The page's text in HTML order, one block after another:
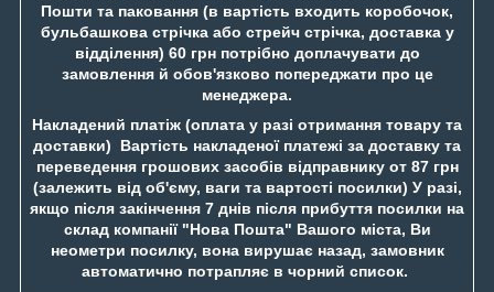
Пошти та паковання (в вартість входить коробочок,
бульбашкова стрічка або стрейч стрічка, доставка у
відділення) 60 грн потрібно доплачувати до
замовлення й обов'язково попереджати про це
менеджера.
Накладений платіж (оплата у разі отримання товару та
доставки) Вартість накладеної платежі за доставку та
переведення грошових засобів відправнику от 87 грн
(залежить від об'єму, ваги та вартості посилки) У разі,
якщо після закінчення 7 днів після прибуття посилки на
склад компанії "Нова Пошта" Вашого міста, Ви
неометри посилку, вона вирушає назад, замовник
автоматично потрапляє в чорний список.